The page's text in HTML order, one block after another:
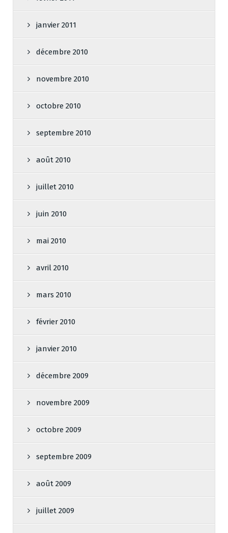
janvier 2011
décembre 2010
novembre 2010
octobre 2010
septembre 2010
août 2010
juillet 2010
juin 2010
mai 2010
avril 2010
mars 2010
février 2010
janvier 2010
décembre 2009
novembre 2009
octobre 2009
septembre 2009
août 2009
juillet 2009